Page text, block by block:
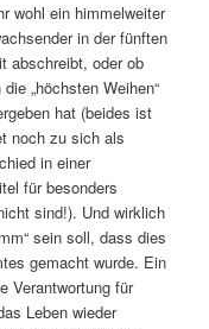
wohl ein himmelweiter
in der fünften
abschreibt, oder ob
„höchsten Weihen“
hat (beides ist
noch zu sich als
in einer
für besonders
sind!). Und wirklich
sein soll, dass dies
gemacht wurde. Ein
Verantwortung für
Leben wieder